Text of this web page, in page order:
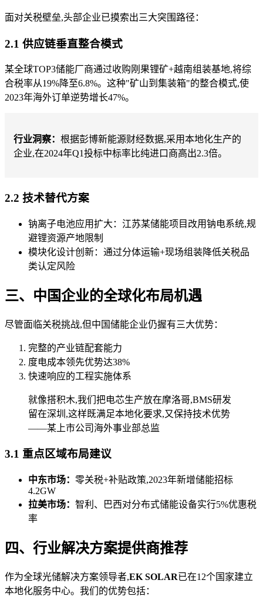
面对关税壁垒,头部企业已摸索出三大突围路径：
2.1 供应链垂直整合模式
某全球TOP3储能厂商通过收购刚果锂矿+越南组装基地,将综
合税率从19%降至6.8%。这种"矿山到集装箱"的整合模式,使
2023年海外订单逆势增长47%。
行业洞察： 根据彭博新能源财经数据,采用本地化生产的
企业,在2024年Q1投标中标率比纯进口商高出2.3倍。
2.2 技术替代方案
钠离子电池应用扩大：江苏某储能项目改用钠电系统,规
避锂资源产地限制
模块化设计创新：通过分体运输+现场组装降低关税品
类认定风险
三、中国企业的全球化布局机遇
尽管面临关税挑战,但中国储能企业仍握有三大优势：
完整的产业链配套能力
度电成本领先优势达38%
快速响应的工程实施体系
就像搭积木,我们把电芯生产放在摩洛哥,BMS研发
留在深圳,这样既满足本地化要求,又保持技术优势
——某上市公司海外事业部总监
3.1 重点区域布局建议
中东市场： 零关税+补贴政策,2023年新增储能招标
4.2GW
拉美市场： 智利、巴西对分布式储能设备实行5%优惠税
率
四、行业解决方案提供商推荐
作为全球光储解决方案领导者,EK SOLAR已在12个国家建立
本地化服务中心。我们的优势包括：